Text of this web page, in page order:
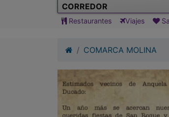
CORREDOR
Restaurantes Viajes
COMARCA MOLINA